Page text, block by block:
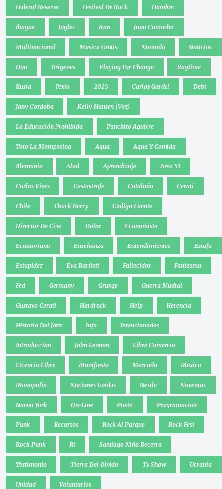
Federal Reserve Festival De Rock Hambre
Ibague Ingles Iran Jona Camacho
Multinacional Musica Gratis Nomada Noticias
Onu Origenes Playing For Change Ragtime
Rusia Texto 2025 Carlos Gardel Debt
Jany Cordoba Kelly Hansen (Voz)
La Educación Prohibida Panchito Aguirre
Toto La Momposina Agua Agua Y Comida
Alemania Alud Aprendizaje Area 51
Carlos Vives Castastrofe Cataluña Cerati
Chile Chuck Berry Codigo Fuente
Director De Cine Dolor Economista
Ecuatoriano Enseñanza Entendimientos Estafa
Estupidez Eva Bartlett Fallecidos Fantasma
Fed Germany Grunge Guerra Mudial
Gustavo Cerati Hardrock Help Herencia
Historia Del Jazz Info Intencionados
Introduccion John Lennon Libre Comercio
Licencia Libre Manifiesto Mercado Mexico
Monopolio Naciones Unidas Nestle Noventas
Nueva York On-Line Poeta Programacion
Punk Recursos Rock Al Parque Rock Fest
Rock Punk Rt Santiago Niño Becerra
Testimonio Tierra Del Olvido Tv Show Ucrania
Unidad Voluntarios